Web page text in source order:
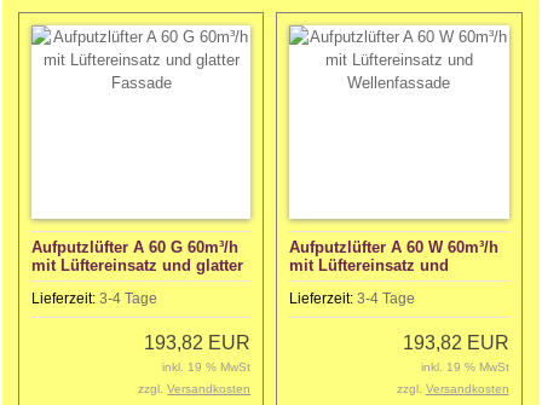
Aufputzlüfter A 60 G 60m³/h
mit Lüftereinsatz und glatter
Fassade
Lieferzeit: 3-4 Tage
193,82 EUR
inkl. 19 % MwSt
zzgl.Versandkosten
Aufputzlüfter A 60 W 60m³/h
mit Lüftereinsatz und
Wellenfassade
Lieferzeit:3-4 Tage
193,82 EUR
inkl. 19 % MwSt
zzgl. Versandkosten